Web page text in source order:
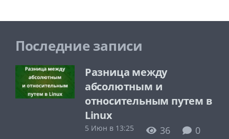
Последние записи
Разница между
абсолютным и
относительным путем в
Linux
5 Июн в 13:25 36 0